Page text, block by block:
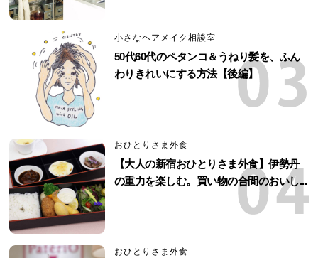
小さなヘアメイク相談室
50代60代のペタンコ＆うねり髪を、ふん
わりきれいにする方法【後編】
おひとりさま外食
【大人の新宿おひとりさま外食】伊勢丹
の重力を楽しむ。買い物の合間のおいし...
おひとりさま外食